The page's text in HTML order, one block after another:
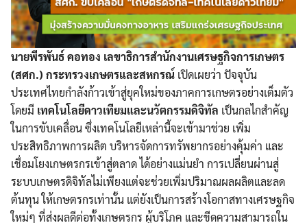
นายพีรพันธ์ คอทอง เลขาธิการสำนักงานเศรษฐกิจการเกษตร
(สศก.) กระทรวงเกษตรและสหกรณ์ เปิดเผยว่า ปัจจุบัน
ประเทศไทยกำลังก้าวเข้าสู่ยุคใหม่ของภาคการเกษตรอย่างเต็มตัว
โดยมี เทคโนโลยีดาวเทียมและนวัตกรรมดิจิทัล เป็นกลไกสำคัญ
ในการขับเคลื่อน ซึ่งเทคโนโลยีเหล่านี้จะเข้ามาช่วย เพิ่ม
ประสิทธิภาพการผลิต บริหารจัดการทรัพยากรอย่างคุ้มค่า และ
เชื่อมโยงเกษตรกรเข้าสู่ตลาด ได้อย่างแม่นยำ การเปลี่ยนผ่านสู่
ระบบเกษตรดิจิทัลไม่เพียงแต่จะช่วยเพิ่มปริมาณผลผลิตและลด
ต้นทุน ให้เกษตรกรเท่านั้น แต่ยังเป็นการสร้างโอกาสทางเศรษฐกิจ
ใหม่ๆ ที่ส่งผลดีต่อทั้งเกษตรกร ผู้บริโภค และขีดความสามารถใน